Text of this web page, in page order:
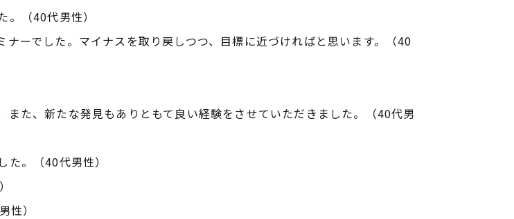
（40代男性）
ーでした。マイナスを取り戻しつつ、目標に近づければと思います。（40
た、新たな発見もありともて良い経験をさせていただきました。（40代男
。（40代男性）
性）